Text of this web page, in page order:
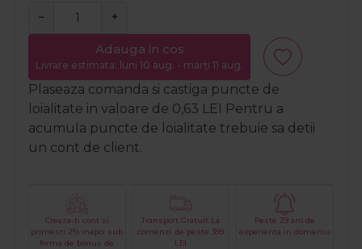
− +
Adauga in cos
Livrare estimata: luni 10 aug. - marți 11 aug.
Plaseaza comanda si castiga puncte de
loialitate in valoare de 0,63 LEI Pentru a
acumula puncte de loialitate trebuie sa detii
un cont de client.
Creaza-ti cont si
primesti 2% inapoi sub
forma de bonus de
Transport Gratuit La
comenzi de peste 399
LEI
Peste 29 ani de
experienta in domeniu